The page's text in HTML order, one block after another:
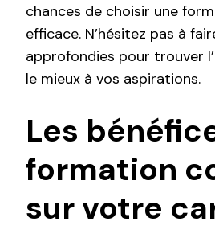
chances de choisir une
efficace. N’hésitez pas à
approfondies pour trouver
le mieux à vos aspirations.
Les
formation
sur votre